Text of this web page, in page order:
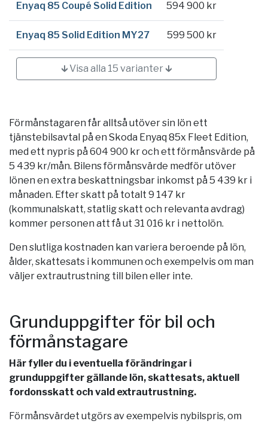
Enyaq 85 Coupé Solid Edition 594 900 kr
Enyaq 85 Solid Edition MY27 599 500 kr
🡳 Visa alla 15 varianter 🡳
Förmånstagaren får alltså utöver sin lön ett
tjänstebilsavtal på en Skoda Enyaq 85x Fleet Edition,
med ett nypris på 604 900 kr och ett förmånsvärde på
5 439 kr/mån. Bilens förmånsvärde medför utöver
lönen en extra beskattningsbar inkomst på 5 439 kr i
månaden. Efter skatt på totalt 9 147 kr
(kommunalskatt, statlig skatt och relevanta avdrag)
kommer personen att få ut 31 016 kr i nettolön.
Den slutliga kostnaden kan variera beroende på lön,
ålder, skattesats i kommunen och exempelvis om man
väljer extrautrustning till bilen eller inte.
Grunduppgifter för bil och
förmånstagare
Här fyller du i eventuella förändringar i
grunduppgifter gällande lön, skattesats, aktuell
fordonsskatt och vald extrautrustning.
Förmånsvärdet utgörs av exempelvis nybilspris, om